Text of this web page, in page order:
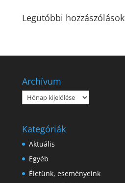
Legutóbbi hozzászólások
Archívum
Archívum
Kategóriák
Aktuális
Egyéb
Életünk, eseményeink